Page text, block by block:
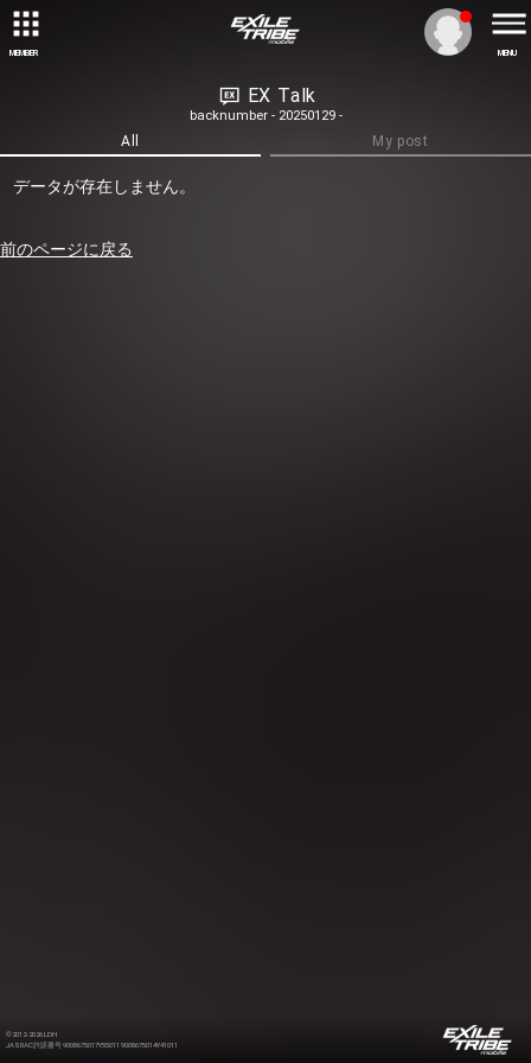
MEMBER MENU
EX Talk
backnumber - 20250129 -
All My post
データが存在しません。
前のページに戻る
©2012-2026 LDH
JASRAC許諾番号 9008675017Y55011 9008675014Y41011